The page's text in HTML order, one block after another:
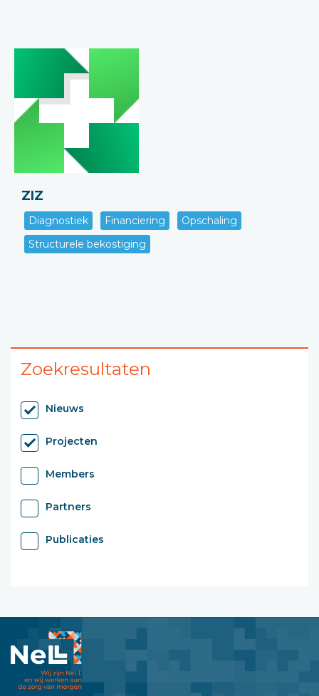
ZIZ
Diagnostiek Financiering
Opschaling
Structurele bekostiging
Zoekresultaten
Projecten
Nieuws
Members
Partners
Publicaties